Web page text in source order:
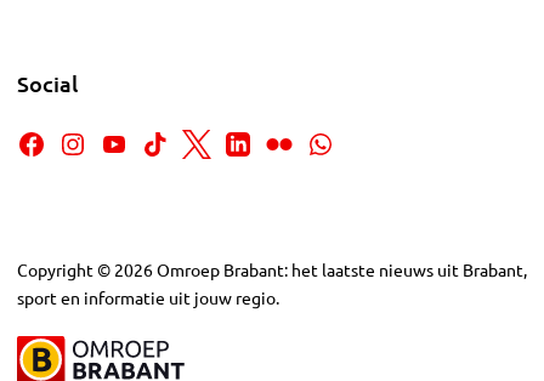
Social
Copyright © 2026Omroep Brabant: het laatste nieuws uit Brabant,
sport en informatie uit jouw regio.